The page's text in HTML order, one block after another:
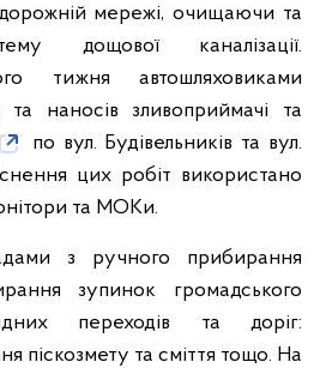
мережі, очищаючи та
дощової каналізації.
тижня автошляховиками
наносів зливоприймачі та
по вул. Будівельників та вул.
цих робіт використано
та МОКи.
з ручного прибирання
зупинок громадського
переходів та доріг:
піскозмету та сміття тощо. На